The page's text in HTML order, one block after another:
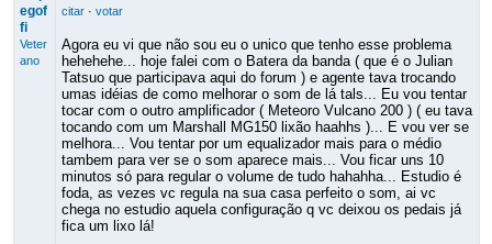
egof
fi
Veter
ano
citar· votar
Agora eu vi que não sou eu o unico que tenho esse problema
hehehehe... hoje falei com o Batera da banda ( que é o Julian
Tatsuo que participava aqui do forum ) e agente tava trocando
umas idéias de como melhorar o som de lá tals... Eu vou tentar
tocar com o outro amplificador ( Meteoro Vulcano 200 ) ( eu tava
tocando com um Marshall MG150 lixão haahhs )... E vou ver se
melhora... Vou tentar por um equalizador mais para o médio
tambem para ver se o som aparece mais... Vou ficar uns 10
minutos só para regular o volume de tudo hahahha... Estudio é
foda, as vezes vc regula na sua casa perfeito o som, ai vc
chega no estudio aquela configuração q vc deixou os pedais já
fica um lixo lá!